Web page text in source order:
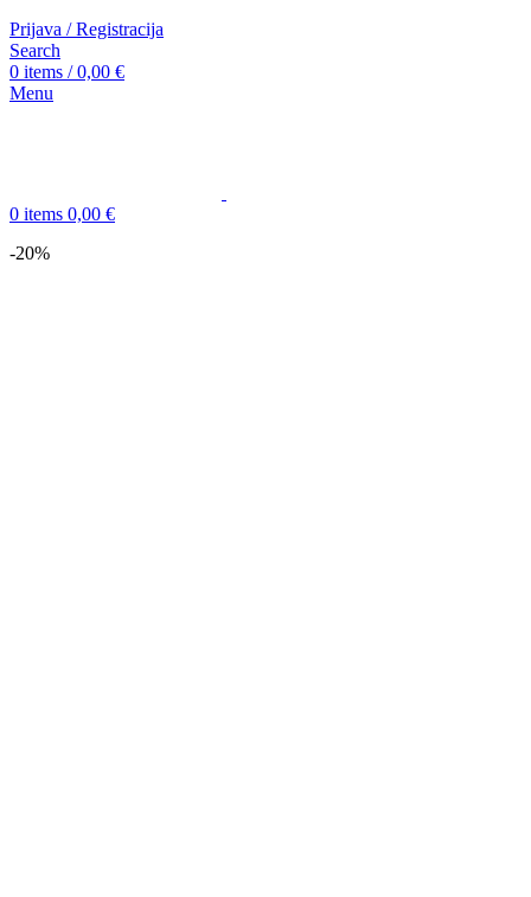
Prijava / Registracija
Search
0 items / 0,00 €
Menu
0 items 0,00 €
-20%